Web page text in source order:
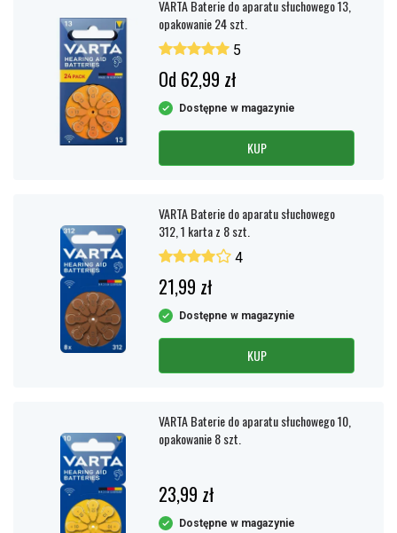
VARTA Baterie do aparatu słuchowego 13,
opakowanie 24 szt.
5
Od 62,99 zł
Dostępne w magazynie
KUP
VARTA Baterie do aparatu słuchowego
312, 1 karta z 8 szt.
4
21,99 zł
Dostępne w magazynie
KUP
VARTA Baterie do aparatu słuchowego 10,
opakowanie 8 szt.
23,99 zł
Dostępne w magazynie